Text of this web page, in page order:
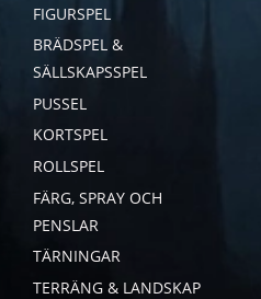
FIGURSPEL
BRÄDSPEL &
SÄLLSKAPSSPEL
PUSSEL
KORTSPEL
ROLLSPEL
FÄRG, SPRAY OCH
PENSLAR
TÄRNINGAR
TERRÄNG & LANDSKAP